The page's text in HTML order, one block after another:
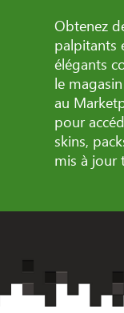
Obtenez
palpitants
élégants
le
au
pour
skins,
mis à jour